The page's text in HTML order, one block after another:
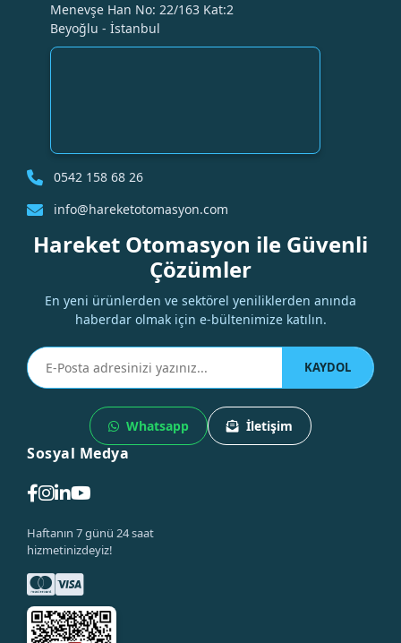
Menevşe Han No: 22/163 Kat:2
Beyoğlu - İstanbul
0542 158 68 26
info@hareketotomasyon.com
Hareket Otomasyon ile Güvenli
Çözümler
En yeni ürünlerden ve sektörel yeniliklerden anında
haberdar olmak için e-bültenimize katılın.
KAYDOL
Whatsapp İletişim
Sosyal Medya
Haftanın 7 günü 24 saat
hizmetinizdeyiz!